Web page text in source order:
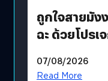
ถูกใจสายมัง
ฉะ ด้วยโปร
มีภาษาไทยด้ว
07/08/2026
Read More